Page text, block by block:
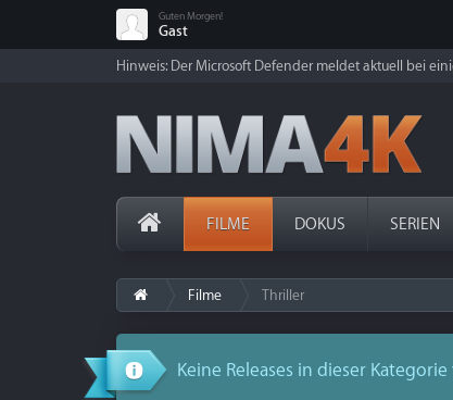
Guten Morgen!
Gast
Hinweis: Der Microsoft Defender meldet aktuell bei
FILME DOKUS SERIEN
Filme Thriller
Keine Releases in dieser